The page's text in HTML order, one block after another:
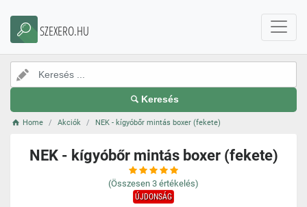
SZEXERO.HU
Keresés
Home Akciók NEK - kígyóbőr mintás boxer (fekete)
NEK - kígyóbőr mintás boxer (fekete)
(Összesen 3 értékelés)
ÚJDONSÁG